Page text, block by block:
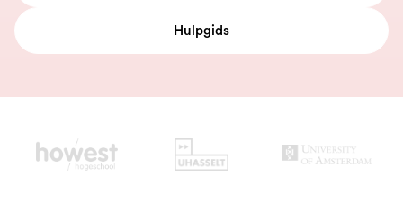
Hulpgids